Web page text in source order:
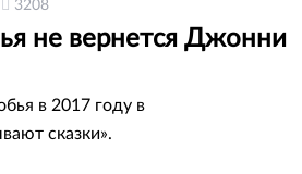
3208
не вернется Джонни
в 2017 году в
сказки».